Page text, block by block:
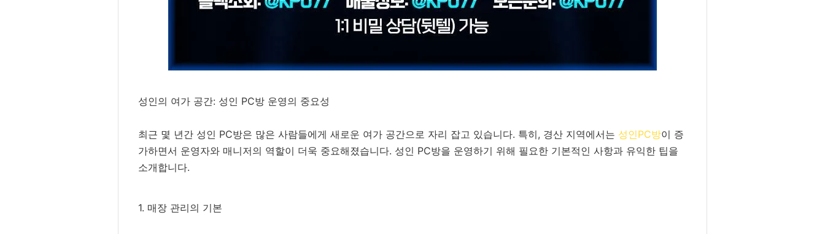
성인의 여가 공간: 성인 PC방 운영의 중요성
최근 몇 년간 성인 PC방은 많은 사람들에게 새로운 여가 공간으로 자리 잡고 있습니다. 특히, 경산 지역에서는 성인PC방이 증
가하면서 운영자와 매니저의 역할이 더욱 중요해졌습니다. 성인 PC방을 운영하기 위해 필요한 기본적인 사항과 유익한 팁을
소개합니다.
1. 매장 관리의 기본